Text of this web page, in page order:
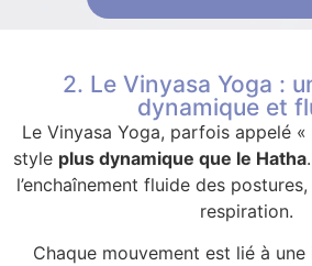
2. Le Vinyasa Yoga :
dynamique et
Le Vinyasa Yoga, parfois appelé
style plus dynamique que le Hatha
l’enchaînement fluide des
respiration.
Chaque mouvement est lié à